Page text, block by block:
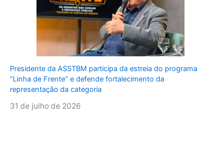
Presidente da ASSTBM participa da estreia do programa
“Linha de Frente” e defende fortalecimento da
representação da categoria
31 de julho de 2026